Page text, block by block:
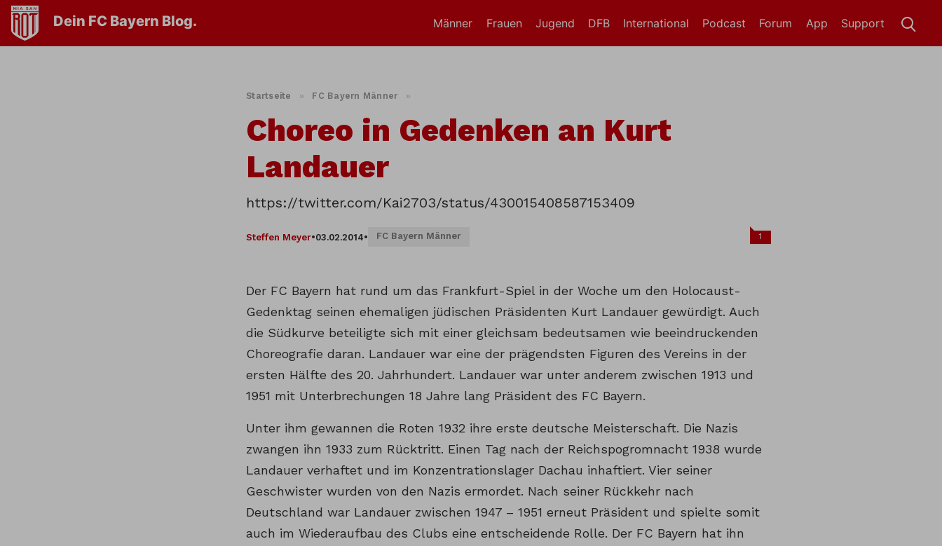
Dein FC Bayern Blog. Männer Frauen Jugend DFB International Support
App
Forum
Podcast
Startseite » FC Bayern Männer »
Choreo in Gedenken an Kurt
Landauer
https://twitter.com/Kai2703/status/430015408587153409
Steffen Meyer•03.02.2014• FC Bayern Männer 1
Der FC Bayern hat rund um das Frankfurt-Spiel in der Woche um den Holocaust-
Gedenktag seinen ehemaligen jüdischen Präsidenten Kurt Landauer gewürdigt. Auch
die Südkurve beteiligte sich mit einer gleichsam bedeutsamen wie beeindruckenden
Choreografie daran. Landauer war eine der prägendsten Figuren des Vereins in der
ersten Hälfte des 20. Jahrhundert. Landauer war unter anderem zwischen 1913 und
1951 mit Unterbrechungen 18 Jahre lang Präsident des FC Bayern.
Unter ihm gewannen die Roten 1932 ihre erste deutsche Meisterschaft. Die Nazis
zwangen ihn 1933 zum Rücktritt. Einen Tag nach der Reichspogromnacht 1938 wurde
Landauer verhaftet und im Konzentrationslager Dachau inhaftiert. Vier seiner
Geschwister wurden von den Nazis ermordet. Nach seiner Rückkehr nach
Deutschland war Landauer zwischen 1947 – 1951 erneut Präsident und spielte somit
auch im Wiederaufbau des Clubs eine entscheidende Rolle. Der FC Bayern hat ihn